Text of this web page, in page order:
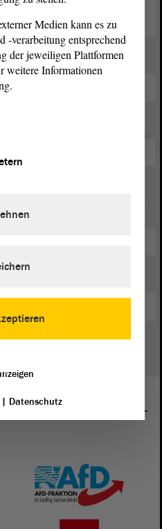
Betriebswirtschaftslehre,
Firma im Bereich Marketing
Funktionen
Stendal
Sachsen-Anhalt
im Landtag von Sachsen-
Medien kann es zu
-verarbeitung entsprechend
der jeweiligen Plattformen
weitere Informationen
Datenschutz